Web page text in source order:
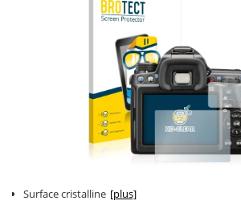
Surface cristalline [plus]